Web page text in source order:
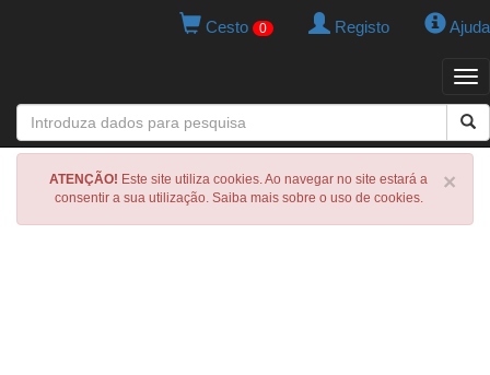
Cesto 0 Registo Ajuda
×
ATENÇÃO! Este site utiliza cookies. Ao navegar no site estará a
consentir a sua utilização. Saiba mais sobre o uso de cookies.